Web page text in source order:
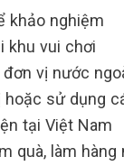
khảo nghiệm
khu vui chơi
đơn vị nước
hoặc sử dụng
tại Việt Nam
quà, làm hàng